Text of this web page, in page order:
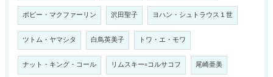
ボビー・マクファーリン 沢田聖子 ヨハン・シュトラウス１世
ツトム・ヤマシタ 白鳥英美子 トワ・エ・モワ
ナット・キング・コール リムスキー=コルサコフ 尾崎亜美